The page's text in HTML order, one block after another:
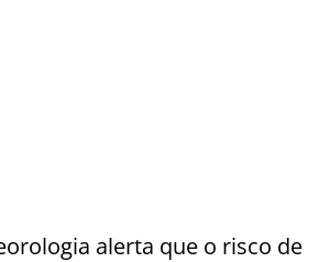
alerta que o risco de